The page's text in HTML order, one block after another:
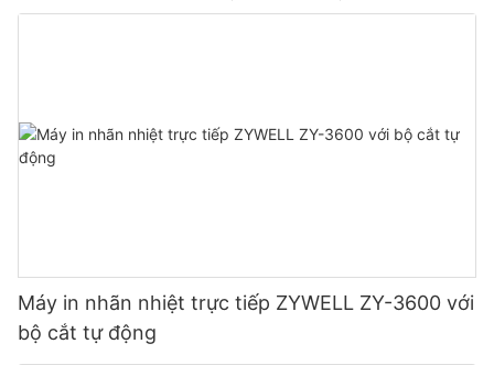
Máy in nhãn nhiệt trực tiếp ZYWELL ZY-3600 với
bộ cắt tự động